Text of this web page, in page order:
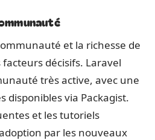
et la richesse de
facteurs décisifs. Laravel
très active, avec une
disponibles via Packagist.
et les tutoriels
par les nouveaux